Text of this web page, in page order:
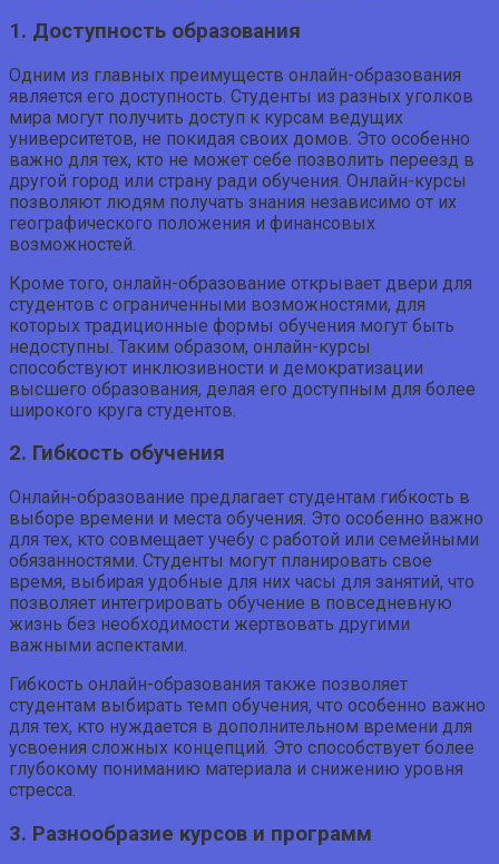
1. Доступность образования
Одним из главных преимуществ онлайн-образования
является его доступность. Студенты из разных уголков
мира могут получить доступ к курсам ведущих
университетов, не покидая своих домов. Это особенно
важно для тех, кто не может себе позволить переезд в
другой город или страну ради обучения. Онлайн-курсы
позволяют людям получать знания независимо от их
географического положения и финансовых
возможностей.
Кроме того, онлайн-образование открывает двери для
студентов с ограниченными возможностями, для
которых традиционные формы обучения могут быть
недоступны. Таким образом, онлайн-курсы
способствуют инклюзивности и демократизации
высшего образования, делая его доступным для более
широкого круга студентов.
2. Гибкость обучения
Онлайн-образование предлагает студентам гибкость в
выборе времени и места обучения. Это особенно важно
для тех, кто совмещает учебу с работой или семейными
обязанностями. Студенты могут планировать свое
время, выбирая удобные для них часы для занятий, что
позволяет интегрировать обучение в повседневную
жизнь без необходимости жертвовать другими
важными аспектами.
Гибкость онлайн-образования также позволяет
студентам выбирать темп обучения, что особенно важно
для тех, кто нуждается в дополнительном времени для
усвоения сложных концепций. Это способствует более
глубокому пониманию материала и снижению уровня
стресса.
3. Разнообразие курсов и программ